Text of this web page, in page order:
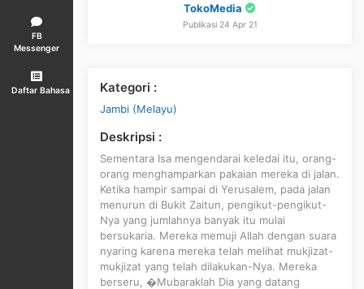
FB
Messenger
Daftar Bahasa
TokoMedia
Publikasi 24 Apr 21
Kategori :
Jambi (Melayu)
Deskripsi :
Sementara Isa mengendarai keledai itu, orang-
orang menghamparkan pakaian mereka di jalan.
Ketika hampir sampai di Yerusalem, pada jalan
menurun di Bukit Zaitun, pengikut-pengikut-
Nya yang jumlahnya banyak itu mulai
bersukaria. Mereka memuji Allah dengan suara
nyaring karena mereka telah melihat mukjizat-
mukjizat yang telah dilakukan-Nya. Mereka
berseru, �Mubaraklah Dia yang datang